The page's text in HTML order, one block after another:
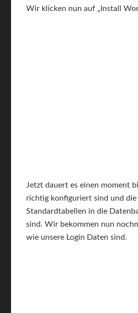
Wir klicken nun auf „Install
Jetzt dauert es einen moment
richtig konfiguriert sind und die
Standardtabellen in die
sind. Wir bekommen nun
wie unsere Login Daten sind.